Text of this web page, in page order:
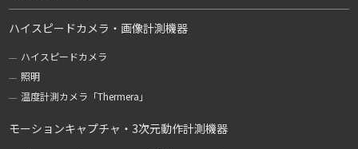
ハイスピードカメラ・画像計測機器
ハイスピードカメラ
照明
温度計測カメラ「Thermera」
モーションキャプチャ・3次元動作計測機器